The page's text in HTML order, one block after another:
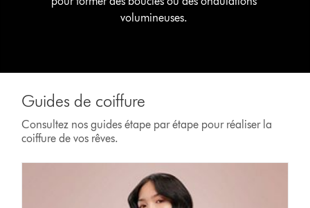
volumineuses.
Guides de coiffure
Consultez nos guides étape par étape pour réaliser la
coiffure de vos rêves.